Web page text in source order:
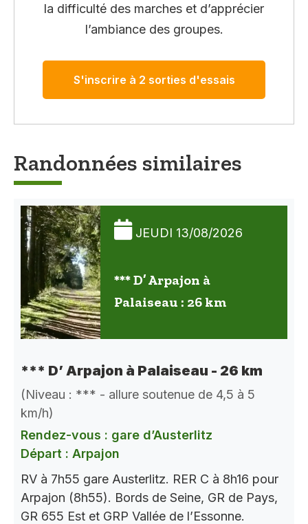
la difficulté des marches et d’apprécier
l’ambiance des groupes.
S'inscrire à 2 sorties d'essais
Randonnées similaires
JEUDI 13/08/2026
*** D’ Arpajon à
Palaiseau : 26 km
*** D’ Arpajon à Palaiseau - 26 km
(Niveau : *** - allure soutenue de 4,5 à 5
km/h)
Rendez-vous : gare d’Austerlitz
Départ : Arpajon
RV à 7h55 gare Austerlitz. RER C à 8h16 pour
Arpajon (8h55). Bords de Seine, GR de Pays,
GR 655 Est et GRP Vallée de l’Essonne.